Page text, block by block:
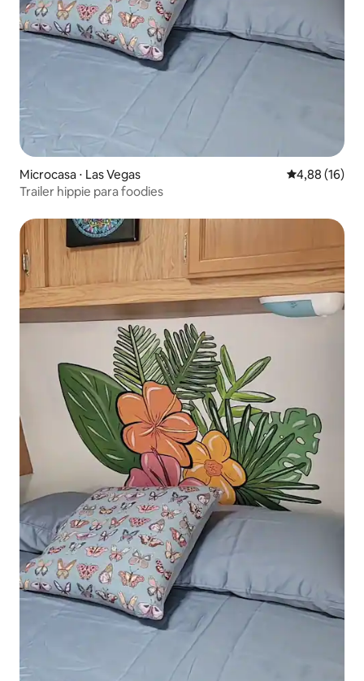
Microcasa ⋅ Las Vegas 4,88 de uma
4,88 (16)
Trailer hippie para foodies